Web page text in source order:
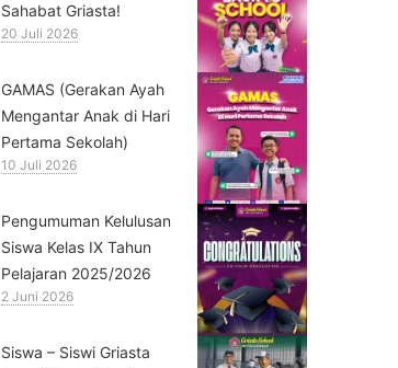
Sahabat Griasta!
20 Juli 2026
GAMAS (Gerakan Ayah
Mengantar Anak di Hari
Pertama Sekolah)
10 Juli 2026
Pengumuman Kelulusan
Siswa Kelas IX Tahun
Pelajaran 2025/2026
2 Juni 2026
Siswa – Siswi Griasta